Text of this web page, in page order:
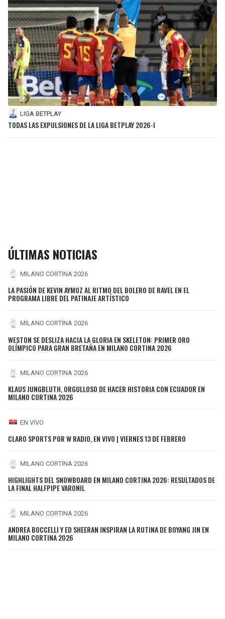
LIGA BETPLAY
TODAS LAS EXPULSIONES DE LA LIGA BETPLAY 2026-I
ÚLTIMAS NOTICIAS
MILANO CORTINA 2026
LA PASIÓN DE KEVIN AYMOZ AL RITMO DEL BOLERO DE RAVEL EN EL
PROGRAMA LIBRE DEL PATINAJE ARTÍSTICO
MILANO CORTINA 2026
WESTON SE DESLIZA HACIA LA GLORIA EN SKELETON: PRIMER ORO
OLÍMPICO PARA GRAN BRETAÑA EN MILANO CORTINA 2026
MILANO CORTINA 2026
KLAUS JUNGBLUTH, ORGULLOSO DE HACER HISTORIA CON ECUADOR EN
MILANO CORTINA 2026
EN VIVO
CLARO SPORTS POR W RADIO, EN VIVO | VIERNES 13 DE FEBRERO
MILANO CORTINA 2026
HIGHLIGHTS DEL SNOWBOARD EN MILANO CORTINA 2026: RESULTADOS DE
LA FINAL HALFPIPE VARONIL
MILANO CORTINA 2026
ANDREA BOCCELLI Y ED SHEERAN INSPIRAN LA RUTINA DE BOYANG JIN EN
MILANO CORTINA 2026